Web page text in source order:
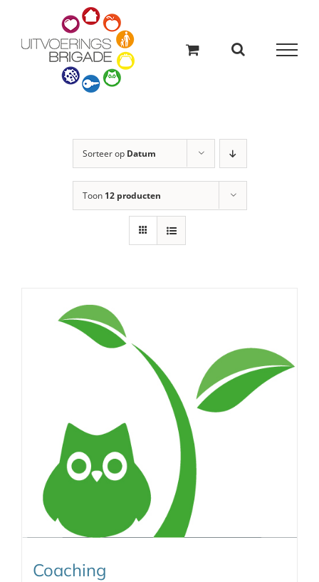
inhoud
Sorteer op Datum
Toon 12 producten
Coaching